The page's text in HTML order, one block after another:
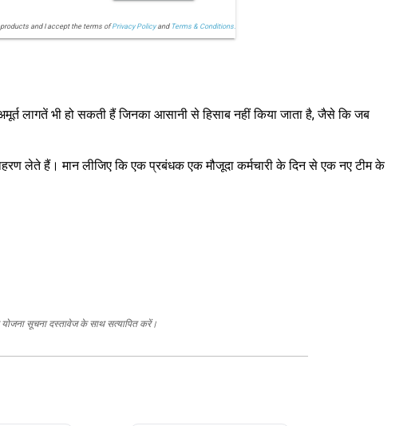
and I accept the terms ofPrivacy Policyand Terms & Conditions.
लागतें भी हो सकती हैं जिनका आसानी से हिसाब नहीं किया जाता है, जैसे कि जब
लेते हैं। मान लीजिए कि एक प्रबंधक एक मौजूदा कर्मचारी के दिन से एक नए टीम के
योजना सूचना दस्तावेज के साथ सत्यापित करें।